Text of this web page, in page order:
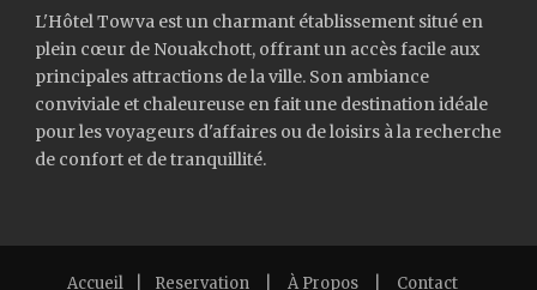
L'Hôtel Towva est un charmant établissement situé en
plein cœur de Nouakchott, offrant un accès facile aux
principales attractions de la ville. Son ambiance
conviviale et chaleureuse en fait une destination idéale
pour les voyageurs d'affaires ou de loisirs à la recherche
de confort et de tranquillité.
Accueil Reservation À Propos Contact